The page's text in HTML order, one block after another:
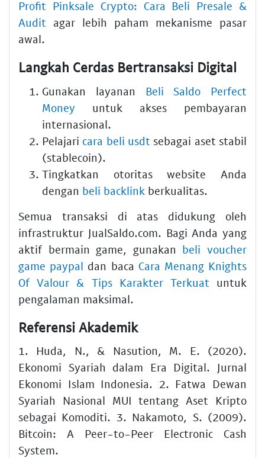
Profit Pinksale Crypto: Cara Beli Presale &
Audit agar lebih paham mekanisme pasar
awal.
Langkah Cerdas Bertransaksi Digital
Gunakan layanan Beli Saldo Perfect
Money untuk akses pembayaran
internasional.
Pelajari cara beli usdt sebagai aset stabil
(stablecoin).
Tingkatkan otoritas website Anda
dengan beli backlink berkualitas.
Semua transaksi di atas didukung oleh
infrastruktur JualSaldo.com. Bagi Anda yang
aktif bermain game, gunakan beli voucher
game paypal dan baca Cara Menang Knights
Of Valour & Tips Karakter Terkuat untuk
pengalaman maksimal.
Referensi Akademik
1. Huda, N., & Nasution, M. E. (2020).
Ekonomi Syariah dalam Era Digital. Jurnal
Ekonomi Islam Indonesia. 2. Fatwa Dewan
Syariah Nasional MUI tentang Aset Kripto
sebagai Komoditi. 3. Nakamoto, S. (2009).
Bitcoin: A Peer-to-Peer Electronic Cash
System.